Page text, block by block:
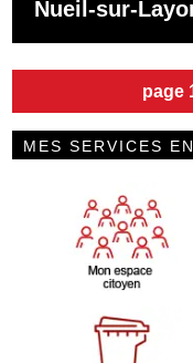
Nueil-sur-
page
MES SERVICES